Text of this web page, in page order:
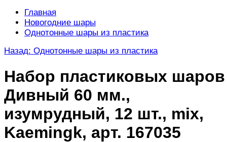
Главная
Новогодние шары
Однотонные шары из пластика
Назад: Однотонные шары из пластика
Набор пластиковых шаров
Дивный 60 мм.,
изумрудный, 12 шт., mix,
Kaemingk, арт. 167035